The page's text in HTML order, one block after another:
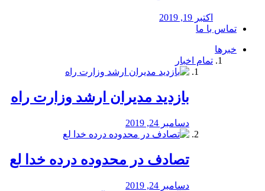
اکتبر 19, 2019
تماس با ما
خبرها
تمام اخبار
بازدید مدیران ارشد وزارت راه
دسامبر 24, 2019
تصادف در محدوده درده خدا لع
دسامبر 24, 2019